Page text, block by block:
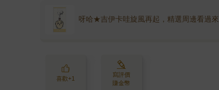
呀哈★吉伊卡哇旋風再起，精選周邊看過來
喜歡+1
寫評價
賺金幣